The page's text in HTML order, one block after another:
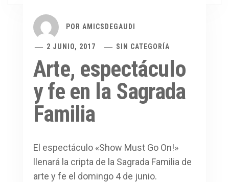
POR AMICSDEGAUDI
2 JUNIO, 2017 SIN CATEGORÍA
Arte, espectáculo
y fe en la Sagrada
Familia
El espectáculo «Show Must Go On!»
llenará la cripta de la Sagrada Familia de
arte y fe el domingo 4 de junio.